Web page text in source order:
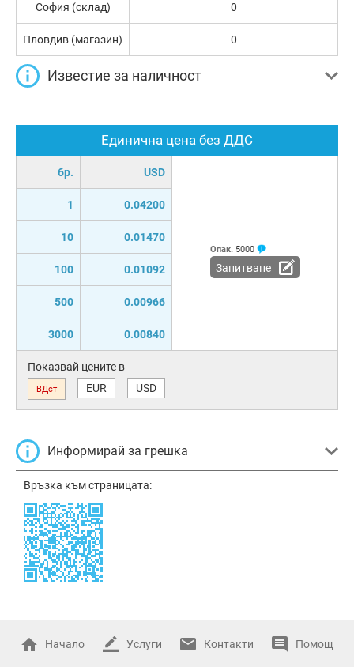
Единична цена без ДДС
бр. USD
1 0.04200
10 0.01470
100 0.01092
500 0.00966
3000 0.00840
Опак. 5000
Запитване
Показвай цените в
ВДст EUR USD
Информирай за грешка
Връзка към страницата:
София (склад) 0
Пловдив (магазин) 0
Известие за наличност
Начало Услуги Контакти Помощ